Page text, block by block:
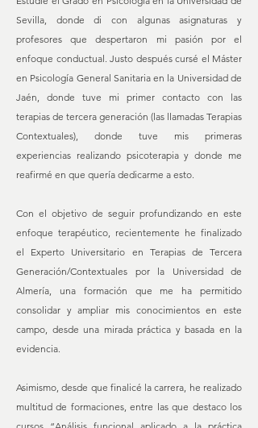
Sevilla, donde di con algunas asignaturas y
profesores que despertaron mi pasión por el
enfoque conductual. Justo después cursé el Máster
en Psicología General Sanitaria en la Universidad de
Jaén, donde tuve mi primer contacto con las
terapias de tercera generación (las llamadas Terapias
Contextuales), donde tuve mis primeras
experiencias realizando psicoterapia y donde me
reafirmé en que quería dedicarme a esto.
Con el objetivo de seguir profundizando en este
enfoque terapéutico, recientemente he finalizado
el Experto Universitario en Terapias de Tercera
Generación/Contextuales por la Universidad de
Almería, una formación que me ha permitido
consolidar y ampliar mis conocimientos en este
campo, desde una mirada práctica y basada en la
evidencia.
Asimismo, desde que finalicé la carrera, he realizado
multitud de formaciones, entre las que destaco los